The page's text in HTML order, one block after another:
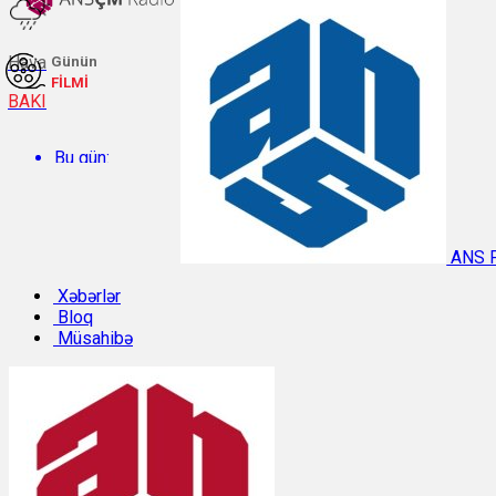
Hava
BAKI
Bu gün:
Temperatur: 30°C. Rütubət: 46%.
Sabah:
Günün
FİLMİ
ANS
Xəbərlər
Bloq
Müsahibə